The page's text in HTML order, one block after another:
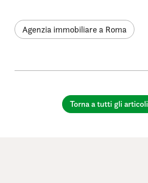
Agenzia immobiliare a Roma
Torna a tutti gli articoli